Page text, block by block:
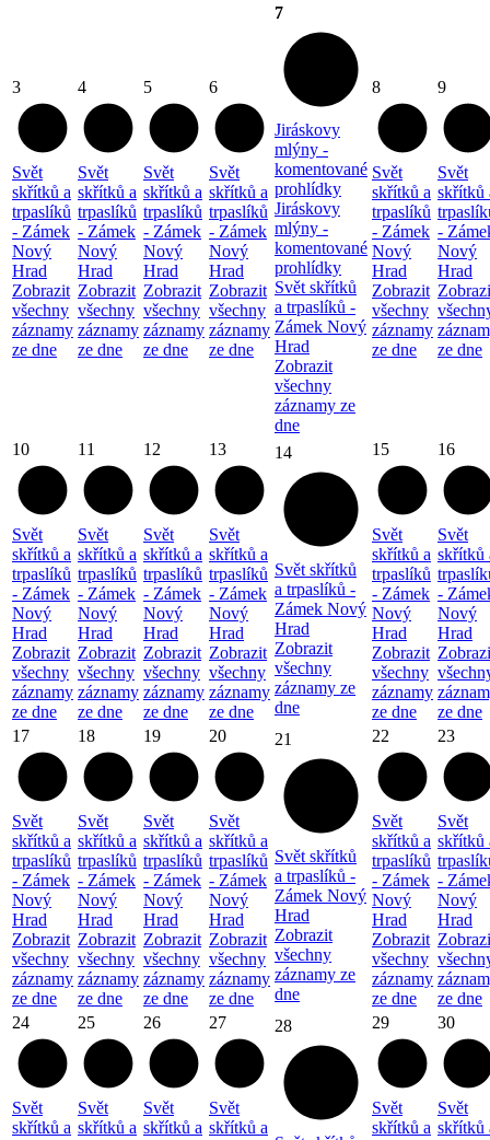
3
Svět
skřítků a
trpaslíků
- Zámek
Nový
Hrad
Zobrazit
všechny
záznamy
ze dne
4
Svět
skřítků a
trpaslíků
- Zámek
Nový
Hrad
Zobrazit
všechny
záznamy
ze dne
5
Svět
skřítků a
trpaslíků
- Zámek
Nový
Hrad
Zobrazit
všechny
záznamy
ze dne
6
Svět
skřítků a
trpaslíků
- Zámek
Nový
Hrad
Zobrazit
všechny
záznamy
ze dne
7
Jiráskovy
mlýny -
komentované
prohlídky
Jiráskovy
mlýny -
komentované
prohlídky
Svět skřítků
a trpaslíků -
Zámek Nový
Hrad
Zobrazit
všechny
záznamy ze
dne
8
Svět
skřítků a
trpaslíků
- Zámek
Nový
Hrad
Zobrazit
všechny
záznamy
ze dne
9
Svět
skřítků
-
Nový
Hrad
ze dne
10
Svět
skřítků a
trpaslíků
- Zámek
Nový
Hrad
Zobrazit
všechny
záznamy
ze dne
11
Svět
skřítků a
trpaslíků
- Zámek
Nový
Hrad
Zobrazit
všechny
záznamy
ze dne
12
Svět
skřítků a
trpaslíků
- Zámek
Nový
Hrad
Zobrazit
všechny
záznamy
ze dne
13
Svět
skřítků a
trpaslíků
- Zámek
Nový
Hrad
Zobrazit
všechny
záznamy
ze dne
14
Svět skřítků
a trpaslíků -
Zámek Nový
Hrad
Zobrazit
všechny
záznamy ze
dne
15
Svět
skřítků a
trpaslíků
- Zámek
Nový
Hrad
Zobrazit
všechny
záznamy
ze dne
16
Svět
skřítků
-
Nový
Hrad
ze dne
17
Svět
skřítků a
trpaslíků
- Zámek
Nový
Hrad
Zobrazit
všechny
záznamy
ze dne
18
Svět
skřítků a
trpaslíků
- Zámek
Nový
Hrad
Zobrazit
všechny
záznamy
ze dne
19
Svět
skřítků a
trpaslíků
- Zámek
Nový
Hrad
Zobrazit
všechny
záznamy
ze dne
20
Svět
skřítků a
trpaslíků
- Zámek
Nový
Hrad
Zobrazit
všechny
záznamy
ze dne
21
Svět skřítků
a trpaslíků -
Zámek Nový
Hrad
Zobrazit
všechny
záznamy ze
dne
22
Svět
skřítků a
trpaslíků
- Zámek
Nový
Hrad
Zobrazit
všechny
záznamy
ze dne
23
Svět
skřítků
-
Nový
Hrad
ze dne
24
Svět
skřítků a
25
Svět
skřítků a
26
Svět
skřítků a
27
Svět
skřítků a
28 29
Svět
skřítků a
30
Svět
skřítků